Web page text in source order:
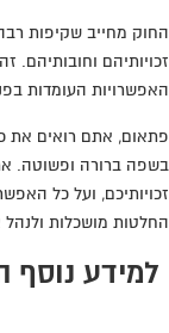
החוק מחייב שקיפות
זכויותיהם וחובותיהם.
האפשרויות העומדות
פתאום, אתם רואים את
בשפה ברורה ופשוטה.
זכויותיכם, ועל כל
החלטות מושכלות
למידע נוסף